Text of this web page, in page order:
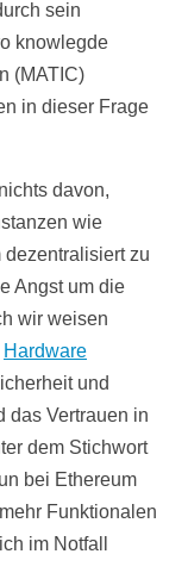
sein
knowlegde
(MATIC)
in dieser Frage
davon,
wie
dezentralisiert zu
Angst um die
wir weisen
Hardware
und
das Vertrauen in
dem Stichwort
bei Ethereum
Funktionalen
im Notfall